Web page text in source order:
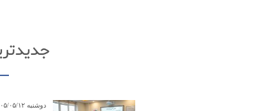
دوشنبه ۱۴۰۵/۰۵/۱۲